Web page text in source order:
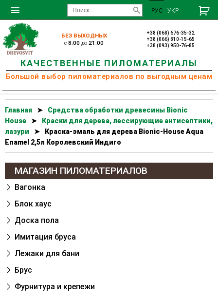
РУС УКР
БЕЗ ВЫХОДНЫХ
c8:00 до21:00
+38 (068) 676-35-32
+38 (066) 810-15-65
+38 (093) 950-76-85
КАЧЕСТВЕННЫЕ ПИЛОМАТЕРИАЛЫ
Большой выбор пиломатериалов по выгодным ценам
Главная ➤
Cредства обработки древесины Bionic
House
➤
Краски для дерева, лессирующие антисептики,
лазури
➤
Краска-эмаль для дерева Bionic-House Aqua
Enamel 2,5л Королевский Индиго
МАГАЗИН ПИЛОМАТЕРИАЛОВ
Вагонка
Блок хаус
Доска пола
Имитация бруса
Лежаки для бани
Брус
Фурнитура и крепежи